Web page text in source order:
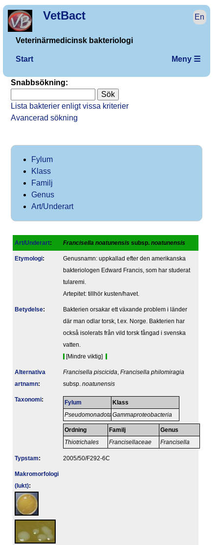
VetBact En
Veterinärmedicinsk bakteriologi
Start Meny ☰
Snabbsökning:
Lista bakterier enligt vissa kriterier
Avancerad sökning
Fylum
Klass
Familj
Genus
Art/Underart
Art/Underart: Francisella noatunensis subsp. noatunensis
Etymologi:
Genusnamn: uppkallad efter den amerikanska
bakteriologen Edward Francis, som har studerat
tularemi.
Artepitet: tillhör kusten/havet.
Betydelse:
Bakterien orsakar ett växande problem i länder
där man odlar torsk, t.ex. Norge. Bakterien har
också isolerats från vild torsk fångad i svenska
vatten.
[Mindre viktig]
Alternativa
artnamn:
Francisella piscicida Francisella philomiragia
subsp. noatunensis
Taxonomi: Fylum
Pseudomonadota
Klass
Gammaproteobacteria
Ordning
Thiotrichales
Familj
Francisellaceae
Genus
Francisella
Typstam: 2005/50/F292-6C
Makromorfologi
(lukt):